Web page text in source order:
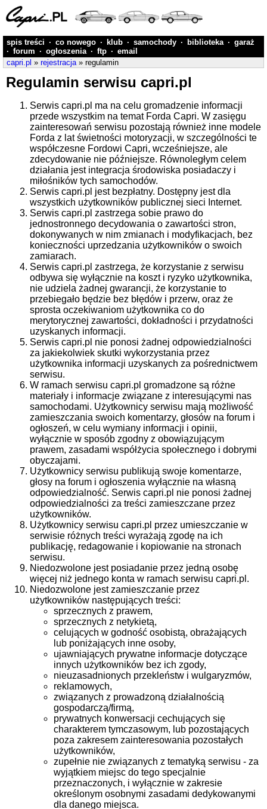
spis treści · co nowego · klub · samochody · biblioteka · garaż
· forum · ogłoszenia · ftp · email
capri.pl » rejestracja» regulamin
Regulamin serwisu capri.pl
Serwis capri.pl ma na celu gromadzenie informacji
przede wszystkim na temat Forda Capri. W zasięgu
zainteresowań serwisu pozostają również inne modele
Forda z lat świetności motoryzacji, w szczególności te
współczesne Fordowi Capri, wcześniejsze, ale
zdecydowanie nie późniejsze. Równoległym celem
działania jest integracja środowiska posiadaczy i
miłośników tych samochodów.
Serwis capri.pl jest bezpłatny. Dostępny jest dla
wszystkich użytkowników publicznej sieci Internet.
Serwis capri.pl zastrzega sobie prawo do
jednostronnego decydowania o zawartości stron,
dokonywanych w nim zmianach i modyfikacjach, bez
konieczności uprzedzania użytkowników o swoich
zamiarach.
Serwis capri.pl zastrzega, że korzystanie z serwisu
odbywa się wyłącznie na koszt i ryzyko użytkownika,
nie udziela żadnej gwarancji, że korzystanie to
przebiegało będzie bez błędów i przerw, oraz że
sprosta oczekiwaniom użytkownika co do
merytorycznej zawartości, dokładności i przydatności
uzyskanych informacji.
Serwis capri.pl nie ponosi żadnej odpowiedzialności
za jakiekolwiek skutki wykorzystania przez
użytkownika informacji uzyskanych za pośrednictwem
serwisu.
W ramach serwisu capri.pl gromadzone są różne
materiały i informacje związane z interesującymi nas
samochodami. Użytkownicy serwisu mają możliwość
zamieszczania swoich komentarzy, głosów na forum i
ogłoszeń, w celu wymiany informacji i opinii,
wyłącznie w sposób zgodny z obowiązującym
prawem, zasadami współżycia społecznego i dobrymi
obyczajami.
Użytkownicy serwisu publikują swoje komentarze,
głosy na forum i ogłoszenia wyłącznie na własną
odpowiedzialność. Serwis capri.pl nie ponosi żadnej
odpowiedzialności za treści zamieszczane przez
użytkowników.
Użytkownicy serwisu capri.pl przez umieszczanie w
serwisie różnych treści wyrażają zgodę na ich
publikację, redagowanie i kopiowanie na stronach
serwisu.
Niedozwolone jest posiadanie przez jedną osobę
więcej niż jednego konta w ramach serwisu capri.pl.
Niedozwolone jest zamieszczanie przez
użytkowników następujących treści:
sprzecznych z prawem,
sprzecznych z netykietą,
celujących w godność osobistą, obrażających
lub poniżających inne osoby,
ujawniających prywatne informacje dotyczące
innych użytkowników bez ich zgody,
nieuzasadnionych przekleństw i wulgaryzmów,
reklamowych,
związanych z prowadzoną działalnością
gospodarczą/firmą,
prywatnych konwersacji cechujących się
charakterem tymczasowym, lub pozostających
poza zakresem zainteresowania pozostałych
użytkowników,
zupełnie nie związanych z tematyką serwisu - za
wyjątkiem miejsc do tego specjalnie
przeznaczonych, i wyłącznie w zakresie
określonym osobnymi zasadami dedykowanymi
dla danego miejsca.